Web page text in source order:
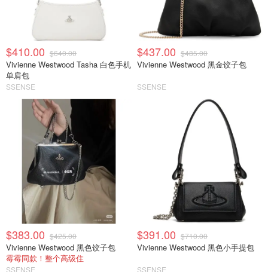
$410.00 $640.00
Vivienne Westwood Tasha 白色手机
单肩包
SSENSE
$437.00 $485.00
Vivienne Westwood 黑金饺子包
SSENSE
$383.00 $425.00
Vivienne Westwood 黑色饺子包
霉霉同款！整个高级住
SSENSE
$391.00 $710.00
Vivienne Westwood 黑色小手提包
SSENSE